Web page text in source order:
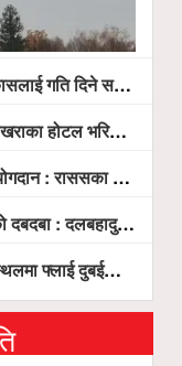
प्रतिनिधिबीच
स्थानीय सरोकारवालासँग व्यापक छलफल
होटल भरिभराउ
ट्रेक अवार्ड’ प्रदान गरिने
च्याम्पियन, नगदसहित भव्य सम्मान
निरीक्षणपछि दैनिक उडानको ढोका खुल्दै